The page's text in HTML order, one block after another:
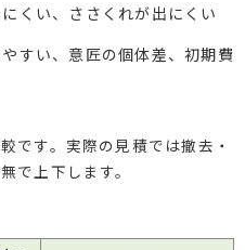
くい、ささくれが出にくい
すい、意匠の個体差、初期費
です。実際の見積では撤去・
で上下します。